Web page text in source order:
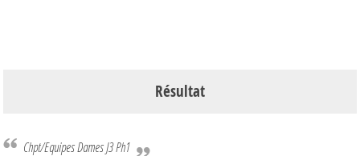
Résultat
Chpt/Equipes Dames J3 Ph1